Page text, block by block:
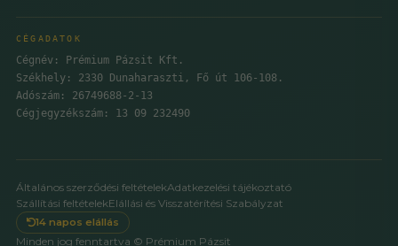
CÉGADATOK
Cégnév: Prémium Pázsit Kft.
Székhely: 2330 Dunaharaszti, Fő út 106-108.
Adószám: 26749688-2-13
Cégjegyzékszám: 13 09 232490
Általános szerződési feltételekAdatkezelési tájékoztató
Szállítási feltételekElállási és Visszatérítési Szabályzat
14 napos elállás
Minden jog fenntartva © Prémium Pázsit